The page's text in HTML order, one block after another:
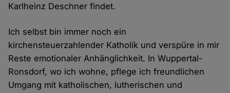
Karlheinz Deschner findet.
Ich selbst bin immer noch ein
kirchensteuerzahlender Katholik und verspüre in mir
Reste emotionaler Anhänglichkeit. In Wuppertal-
Ronsdorf, wo ich wohne, pflege ich freundlichen
Umgang mit katholischen, lutherischen und